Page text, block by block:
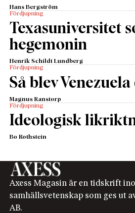
Hans Bergström
Fördjupning
Texasuniversitet
hegemonin
Henrik Schildt Lundberg
Fördjupning
Så blev
Magnus Ranstorp
Fördjupning
Ideologisk
Bo Rothstein
Axess Magasin är en tidskrift
samhällsvetenskap som ges ut
AB.